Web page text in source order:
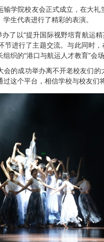
学院校友会正式成立，在大
生代表进行了精彩的表演。
了以“提升国际视野培育航运
节进行了主题交流。与此同时
织的“港口与航运人才教育”会场
会的成功举办离不开老校友们
这个平台，相信学校与校友们